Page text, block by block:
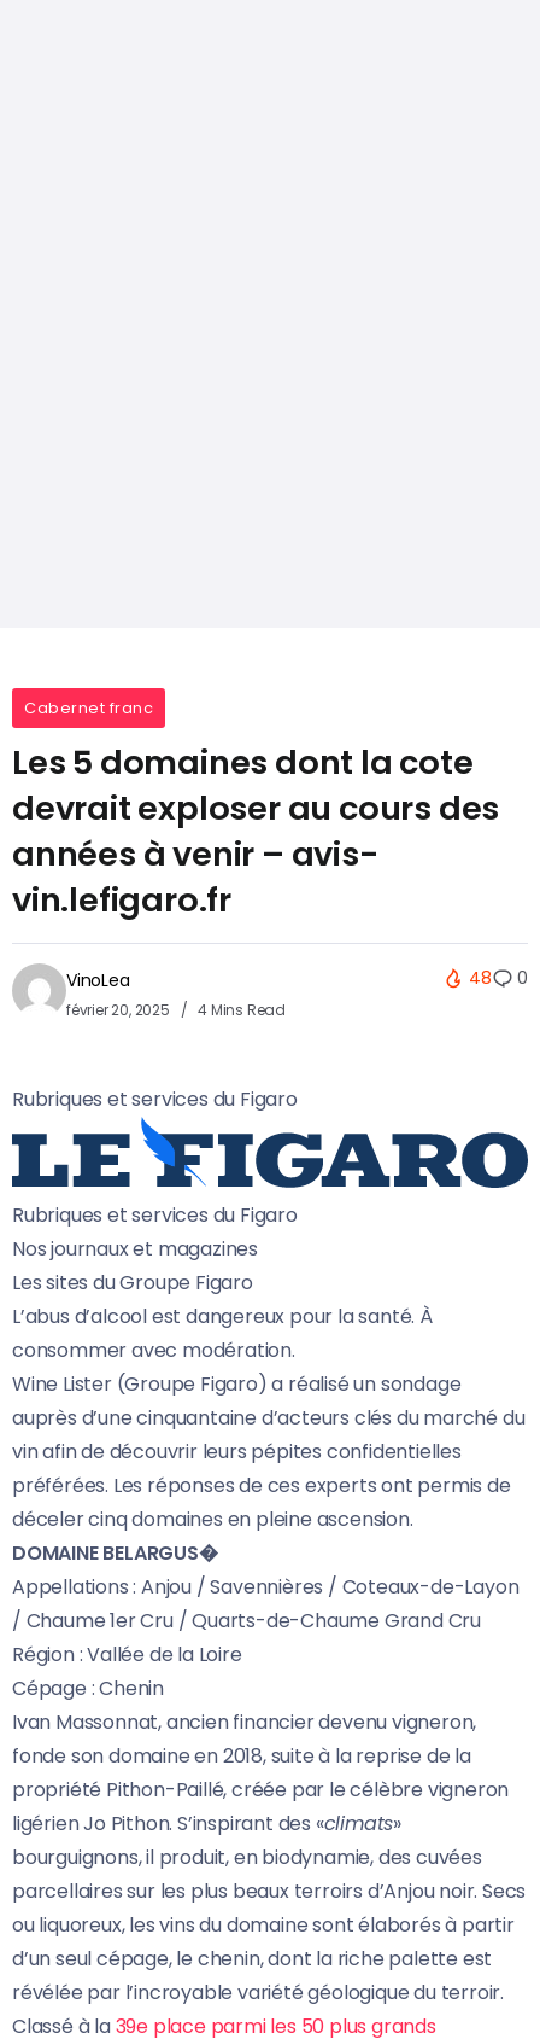
Cabernet franc
Les 5 domaines dont la cote
devrait exploser au cours des
années à venir – avis-
vin.lefigaro.fr
VinoLea
février 20, 2025 4 Mins Read
48 0
Rubriques et services du Figaro
Rubriques et services du Figaro
Nos journaux et magazines
Les sites du Groupe Figaro
L’abus d’alcool est dangereux pour la santé. À
consommer avec modération.
Wine Lister (Groupe Figaro) a réalisé un sondage
auprès d’une cinquantaine d’acteurs clés du marché du
vin afin de découvrir leurs pépites confidentielles
préférées. Les réponses de ces experts ont permis de
déceler cinq domaines en pleine ascension.
DOMAINE BELARGUS�
Appellations : Anjou / Savennières / Coteaux-de-Layon
/ Chaume 1er Cru / Quarts-de-Chaume Grand Cru
Région : Vallée de la Loire
Cépage : Chenin
Ivan Massonnat, ancien financier devenu vigneron,
fonde son domaine en 2018, suite à la reprise de la
propriété Pithon-Paillé, créée par le célèbre vigneron
ligérien Jo Pithon. S’inspirant des «climats»
bourguignons, il produit, en biodynamie, des cuvées
parcellaires sur les plus beaux terroirs d’Anjou noir. Secs
ou liquoreux, les vins du domaine sont élaborés à partir
d’un seul cépage, le chenin, dont la riche palette est
révélée par l’incroyable variété géologique du terroir.
Classé à la39e place parmi les 50 plus grands